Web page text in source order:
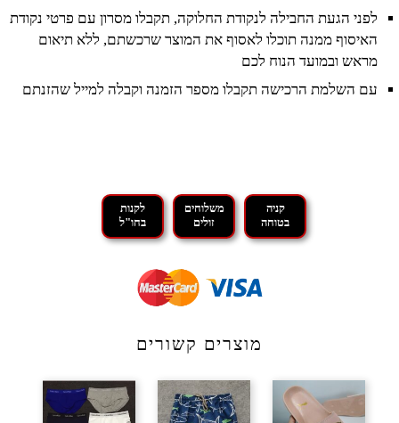
לפני הגעת החבילה לנקודת החלוקה, תקבלו מסרון עם פרטי נקודת
האיסוף ממנה תוכלו לאסוף את המוצר שרכשתם, ללא תיאום
מראש ובמועד הנוח לכם
עם השלמת הרכישה תקבלו מספר הזמנה וקבלה למייל שהזנתם
קניה
בטוחה
משלוחים
זולים
לקנות
בחו"ל
מוצרים קשורים